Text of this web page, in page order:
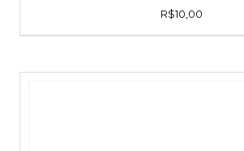
R$10,00